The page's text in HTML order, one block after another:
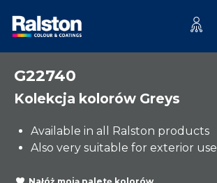
G22740
Kolekcja kolorów Greys
Available in all Ralston products
Also very suitable for exterior use